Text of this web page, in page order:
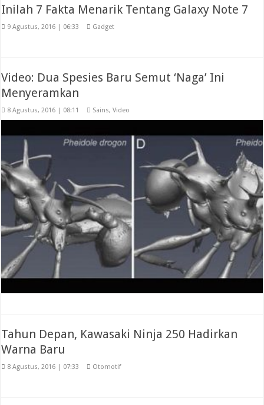
Inilah 7 Fakta Menarik Tentang Galaxy Note 7
9 Agustus, 2016 | 06:33 Gadget
Video: Dua Spesies Baru Semut ‘Naga’ Ini
Menyeramkan
8 Agustus, 2016 | 08:11 Sains,Video
Tahun Depan, Kawasaki Ninja 250 Hadirkan
Warna Baru
8 Agustus, 2016 | 07:33 Otomotif